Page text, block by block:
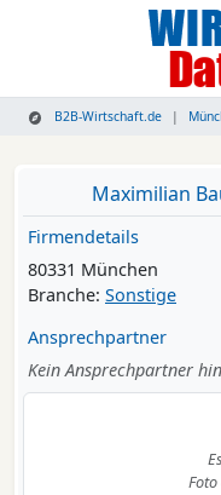
B2B-Wirtschaft.de
Maximilian
Firmendetails
80331 München
Branche: Sonstige
Ansprechpartner
Kein Ansprechpartner